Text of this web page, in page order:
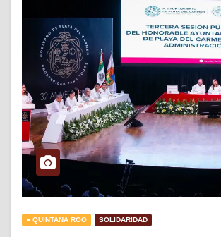
● QUINTANA ROO SOLIDARIDAD